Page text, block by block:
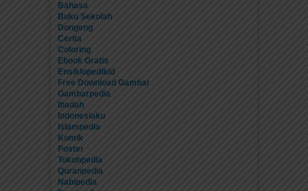
Bahasa
Buku Sekolah
Dongeng
Cerita
Coloring
Ebook Gratis
Ensiklopedikid
Free Download Gambar
Gambarpedia
Ibadah
Indonesiaku
Islampedia
Komik
Poster
Tokohpedia
Quranpedia
Nabipedia